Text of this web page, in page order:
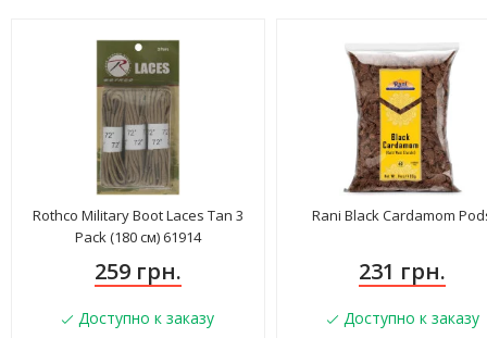
Rothco Military Boot Laces Tan 3
Pack (180 см) 61914
259 грн.
Доступно к заказу
Rani Black Cardamom
231 грн.
Доступно к заказу